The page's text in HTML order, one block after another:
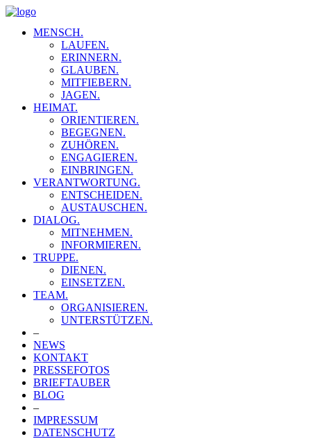
MENSCH.
LAUFEN.
ERINNERN.
GLAUBEN.
MITFIEBERN.
JAGEN.
HEIMAT.
ORIENTIEREN.
BEGEGNEN.
ZUHÖREN.
ENGAGIEREN.
EINBRINGEN.
VERANTWORTUNG.
ENTSCHEIDEN.
AUSTAUSCHEN.
DIALOG.
MITNEHMEN.
INFORMIEREN.
TRUPPE.
DIENEN.
EINSETZEN.
TEAM.
ORGANISIEREN.
UNTERSTÜTZEN.
–
NEWS
KONTAKT
PRESSEFOTOS
BRIEFTAUBER
BLOG
–
IMPRESSUM
DATENSCHUTZ